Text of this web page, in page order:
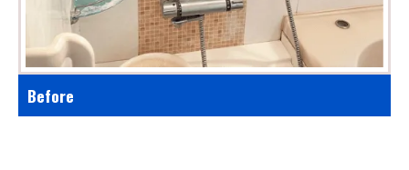
Before